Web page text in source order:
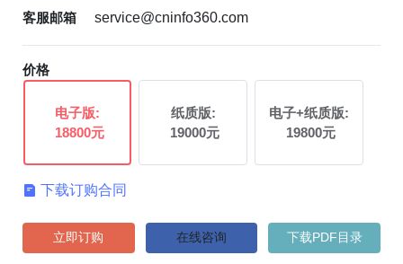
客服邮箱 service@cninfo360.com
价格
电子版:
18800元
纸质版:
19000元
电子+纸质版:
19800元
 下载订购合同
立即订购 在线咨询 下载PDF目录